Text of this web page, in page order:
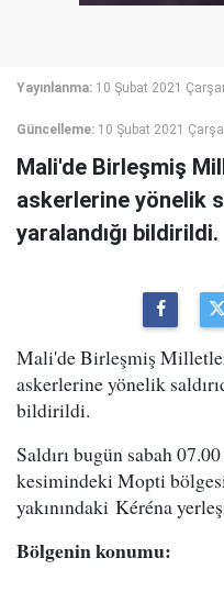
Yayınlanma: 10 Şubat 2021
Güncelleme: 10 Şubat 2021
Mali'de Birleşmiş
askerlerine yönelik
yaralandığı bildirildi.
Mali'de Birleşmiş
askerlerine yönelik
bildirildi.
Saldırı bugün sabah
kesimindeki Mopti
yakınındaki Kéréna
Bölgenin konumu: